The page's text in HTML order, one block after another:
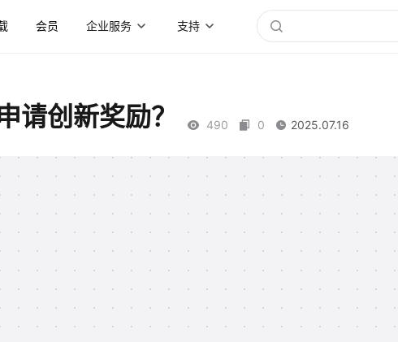
会员 企业服务 支持
请创新奖励？ 490 0 2025.07.16